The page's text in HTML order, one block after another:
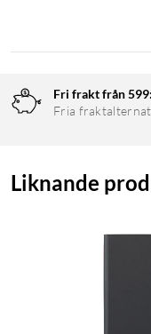
Fri frakt från
Fria
Liknande